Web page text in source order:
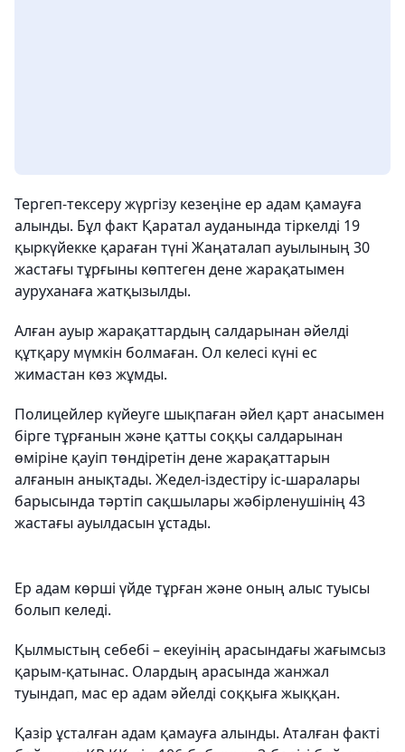
Тергеп-тексеру жүргізу кезеңіне ер адам қамауға
алынды. Бұл факт Қаратал ауданында тіркелді 19
қыркүйекке қараған түні Жаңаталап ауылының 30
жастағы тұрғыны көптеген дене жарақатымен
ауруханаға жатқызылды.
Алған ауыр жарақаттардың салдарынан әйелді
құтқару мүмкін болмаған. Ол келесі күні ес
жимастан көз жұмды.
Полицейлер күйеуге шықпаған әйел қарт анасымен
бірге тұрғанын және қатты соққы салдарынан
өміріне қауіп төндіретін дене жарақаттарын
алғанын анықтады. Жедел-іздестіру іс-шаралары
барысында тәртіп сақшылары жәбірленушінің 43
жастағы ауылдасын ұстады.
Ер адам көрші үйде тұрған және оның алыс туысы
болып келеді.
Қылмыстың себебі – екеуінің арасындағы жағымсыз
қарым-қатынас. Олардың арасында жанжал
туындап, мас ер адам әйелді соққыға жыққан.
Қазір ұсталған адам қамауға алынды. Аталған факті